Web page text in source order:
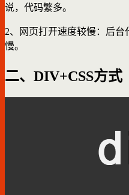
说，代码繁多。
2、网页打开速度较慢：后
慢。
二、DIV+CSS方式